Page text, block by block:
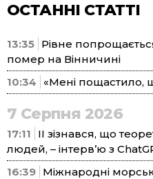
ОСТАННІ СТАТТІ
13:35 Рівне
помер на Вінничині
10:34
«Мені
7 Серпня 2026
17:11
ІІ зізнався, що
людей, – інтерв’ю з
16:39 Міжнародні